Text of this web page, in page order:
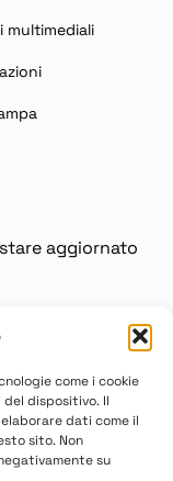
come i cookie
del dispositivo. Il
dati come il
sito. Non
su
multimediali
aggiornato